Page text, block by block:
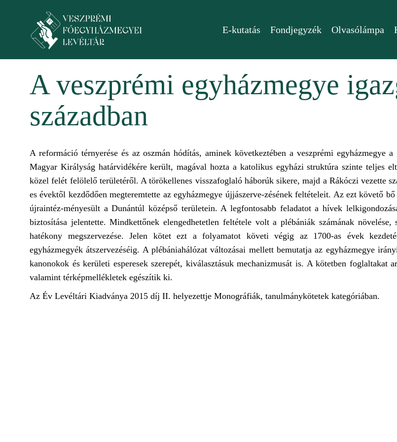
E-kutatás Fondjegyzék Olvasólámpa
A veszprémi egyházmegye
században
A reformáció térnyerése és az oszmán hódítás, aminek következtében a veszprémi egyházmegye a
Magyar Királyság határvidékére került, magával hozta a katolikus egyházi struktúra szinte teljes
közel felét felölelő területéről. A törökellenes visszafoglaló háborúk sikere, majd a Rákóczi vezette
es évektől kezdődően megteremtette az egyházmegye újjászerve-zésének feltételeit. Az ezt követő
újraintéz-ményesült a Dunántúl középső területein. A legfontosabb feladatot a hívek
biztosítása jelentette. Mindkettőnek elengedhetetlen feltétele volt a plébániák számának
hatékony megszervezése. Jelen kötet ezt a folyamatot követi végig az 1700-as évek
egyházmegyék átszervezéséig. A plébániahálózat változásai mellett bemutatja az egyházmegye
kanonokok és kerületi esperesek szerepét, kiválasztásuk mechanizmusát is. A kötetben foglaltakat
valamint térképmellékletek egészítik ki.
Az Év Levéltári Kiadványa 2015 díj II. helyezettje Monográfiák, tanulmánykötetek kategóriában.